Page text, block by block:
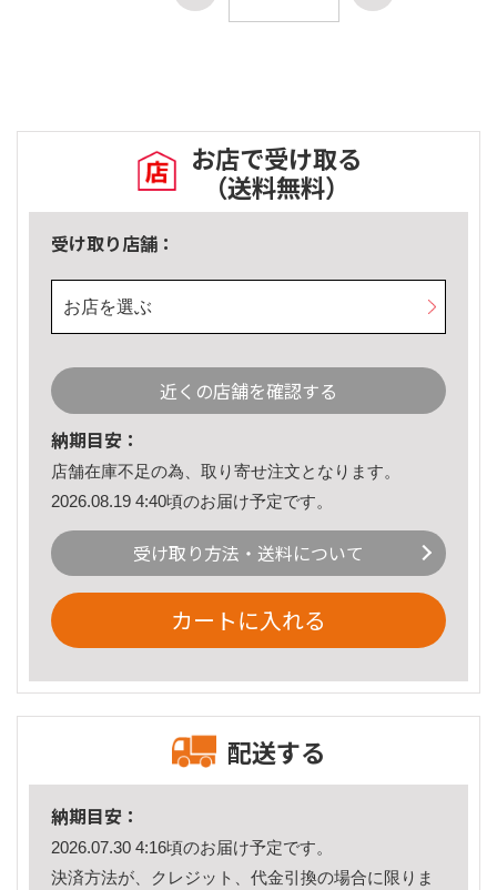
お店で受け取る
（送料無料）
受け取り店舗：
お店を選ぶ
近くの店舗を確認する
納期目安：
店舗在庫不足の為、取り寄せ注文となります。
2026.08.19 4:40頃のお届け予定です。
受け取り方法・送料について
カートに入れる
配送する
納期目安：
2026.07.30 4:16頃のお届け予定です。
決済方法が、クレジット、代金引換の場合に限りま